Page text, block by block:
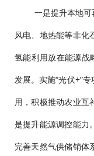
一是提升本地可
风电、地热能等非化
氢能利用放在能源战
发展。实施“光伏+”
用，积极推动农业互
是提升能源调控能力
完善天然气供储销体